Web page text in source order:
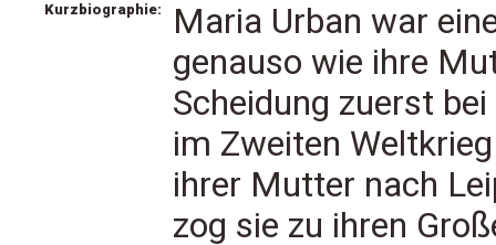
Kurzbiographie:
Maria Urban war
genauso wie ihre
Scheidung zuerst
im Zweiten
ihrer Mutter nach
zog sie zu ihren